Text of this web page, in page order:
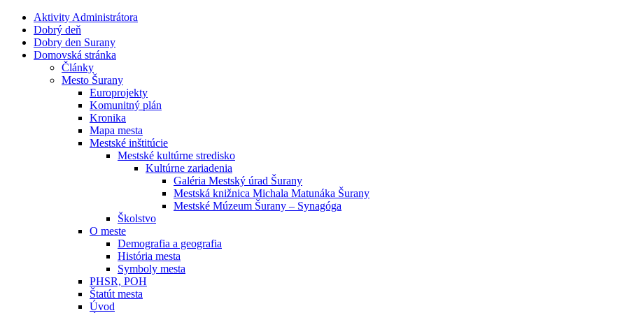
Aktivity Administrátora
Dobrý deň
Dobry den Surany
Domovská stránka
Články
Mesto Šurany
Europrojekty
Komunitný plán
Kronika
Mapa mesta
Mestské inštitúcie
Mestské kultúrne stredisko
Kultúrne zariadenia
Galéria Mestský úrad Šurany
Mestská knižnica Michala Matunáka Šurany
Mestské Múzeum Šurany – Synagóga
Školstvo
O meste
Demografia a geografia
História mesta
Symboly mesta
PHSR, POH
Štatút mesta
Úvod